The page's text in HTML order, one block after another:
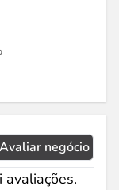
Avaliar negócio
avaliações.